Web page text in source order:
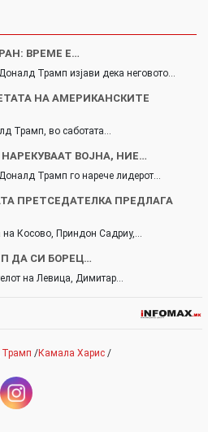
ВРЕМЕ Е…
Трамп изјави дека неговото…
НА АМЕРИКАНСКИТЕ
Трамп, во саботата…
ВОЈНА, НИЕ…
Трамп го нарече лидерот…
ПРЕТСЕДАТЕЛКА ПРЕДЛАГА
на Косово, Приндон Садриу,…
ДА СИ БОРЕЦ…
на Левица, Димитар…
/Камала Харис /